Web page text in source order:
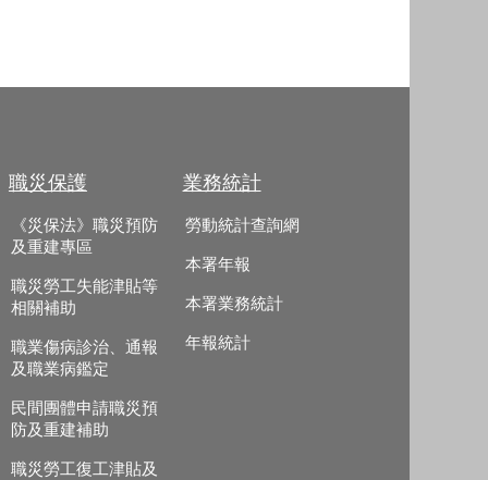
職災保護
《災保法》職災預防
及重建專區
職災勞工失能津貼等
相關補助
職業傷病診治、通報
及職業病鑑定
民間團體申請職災預
防及重建補助
職災勞工復工津貼及
業務統計
勞動統計查詢網
本署年報
本署業務統計
年報統計